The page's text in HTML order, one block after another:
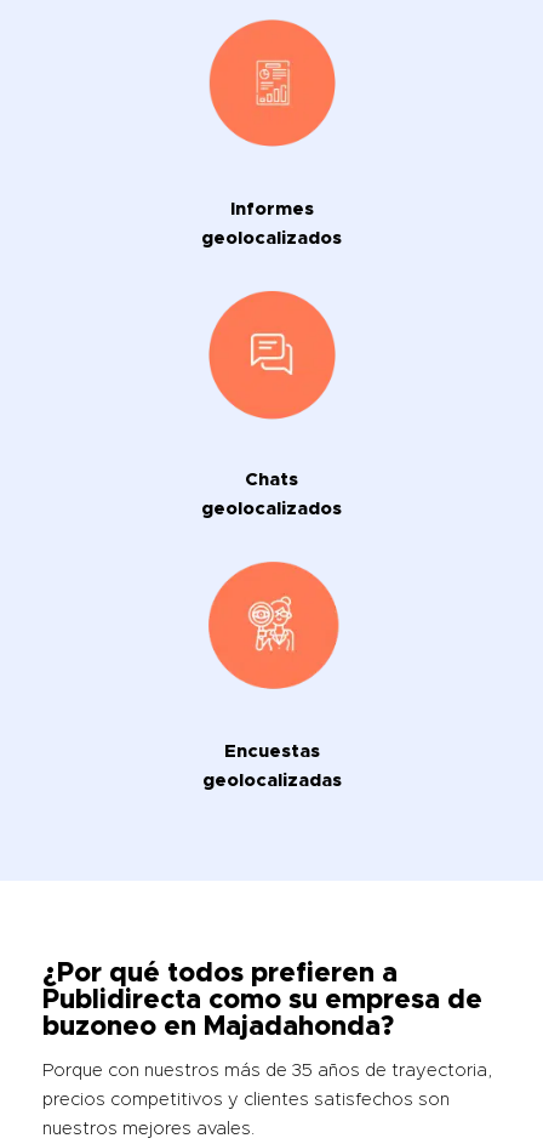
Informes
geolocalizados
Chats
geolocalizados
Encuestas
geolocalizadas
¿Por qué todos prefieren a
Publidirecta como su empresa de
buzoneo en Majadahonda?
Porque con nuestros más de 35 años de trayectoria,
precios competitivos y clientes satisfechos son
nuestros mejores avales.